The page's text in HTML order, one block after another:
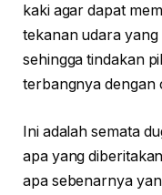
kaki agar dapat
tekanan udara
sehingga tindakan
terbangnya dengan
Ini adalah semata
apa yang
apa sebenarnya